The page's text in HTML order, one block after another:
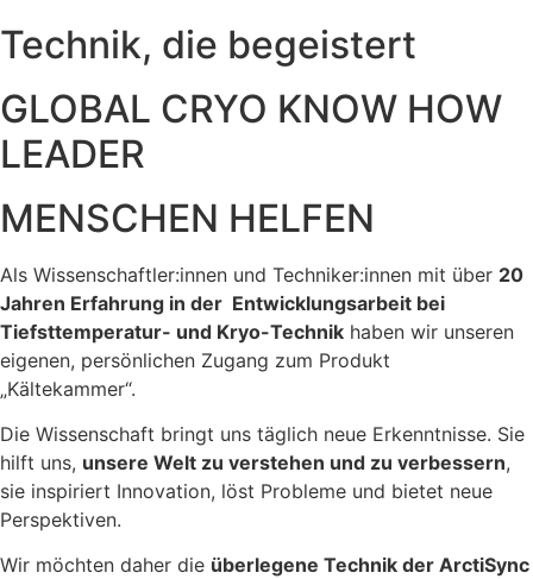
Technik, die begeistert
GLOBAL CRYO KNOW HOW
LEADER
MENSCHEN HELFEN
Als Wissenschaftler:innen und Techniker:innen mit über 20
Jahren Erfahrung in der Entwicklungsarbeit bei
Tiefsttemperatur- und Kryo-Technik haben wir unseren
eigenen, persönlichen Zugang zum Produkt
„Kältekammer“.
Die Wissenschaft bringt uns täglich neue Erkenntnisse. Sie
hilft uns, unsere Welt zu verstehen und zu verbessern,
sie inspiriert Innovation, löst Probleme und bietet neue
Perspektiven.
Wir möchten daher die überlegene Technik der ArctiSync